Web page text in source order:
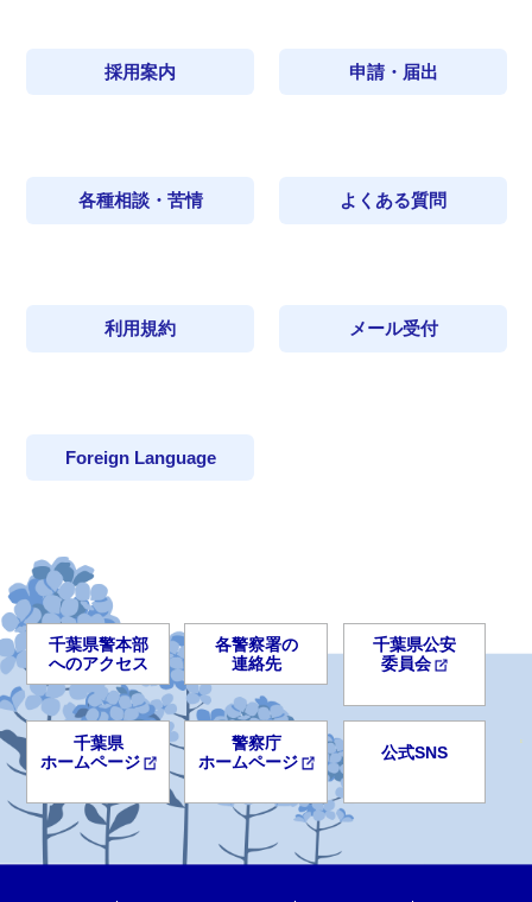
採用案内 申請・届出
各種相談・苦情 よくある質問
利用規約 メール受付
Foreign Language
千葉県警本部
へのアクセス
各警察署の
連絡先
千葉県公安
委員会
千葉県
ホームページ
警察庁
ホームページ
公式SNS